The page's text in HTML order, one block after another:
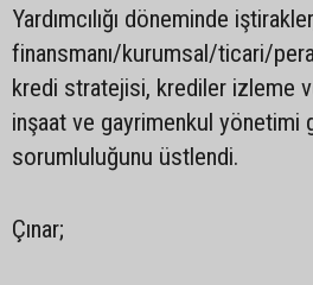
Yardımcılığı döneminde
finansmanı/kurumsal/ticari/
kredi stratejisi, krediler izleme
inşaat ve gayrimenkul yönetimi
sorumluluğunu üstlendi.
Çınar;